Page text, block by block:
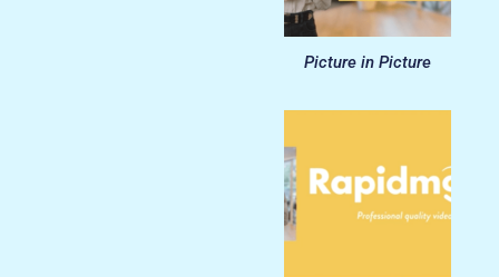
Picture in Picture